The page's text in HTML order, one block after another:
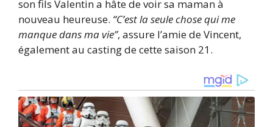
son fils Valentin a hâte de voir sa maman à
nouveau heureuse. “C’est la seule chose qui me
manque dans ma vie”, assure l’amie de Vincent,
également au casting de cette saison 21.